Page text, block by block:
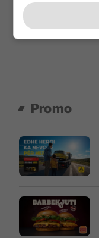
Promo